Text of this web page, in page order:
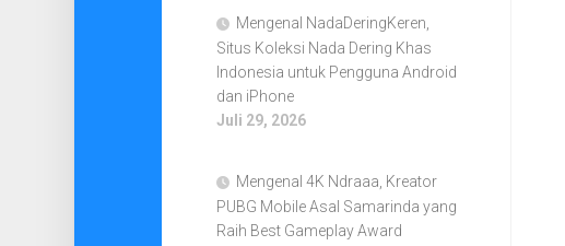
Mengenal NadaDeringKeren,
Situs Koleksi Nada Dering Khas
Indonesia untuk Pengguna Android
dan iPhone
Juli 29, 2026
Mengenal 4K Ndraaa, Kreator
PUBG Mobile Asal Samarinda yang
Raih Best Gameplay Award